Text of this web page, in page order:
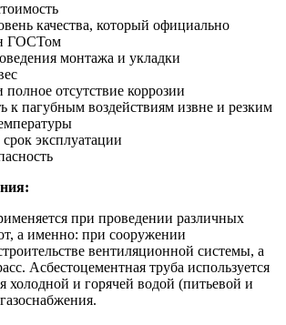
качества, который официально
ГОСТом
монтажа и укладки
полное отсутствие коррозии
к пагубным воздействиям извне и резким
эксплуатации
при проведении различных
а именно: при сооружении
вентиляционной системы, а
Асбестоцементная труба используется
холодной и горячей водой (питьевой и